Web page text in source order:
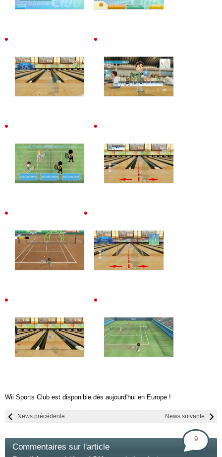
Wii Sports Club est disponible dès aujourd'hui en Europe !
News suivante
News précédente
Commentaires sur l'article
9